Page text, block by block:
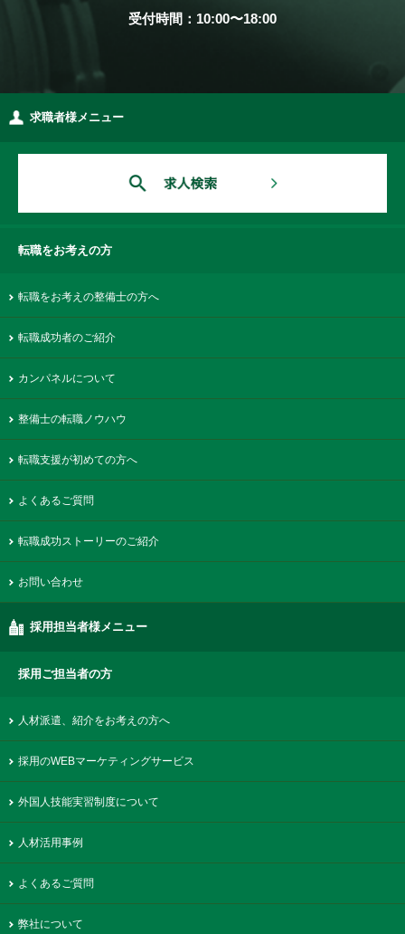
受付時間：10:00〜18:00
求職者様メニュー
転職をお考えの方
転職をお考えの整備士の方へ
転職成功者のご紹介
カンパネルについて
整備士の転職ノウハウ
転職支援が初めての方へ
よくあるご質問
転職成功ストーリーのご紹介
お問い合わせ
採用担当者様メニュー
採用ご担当者の方
人材派遣、紹介をお考えの方へ
採用のWEBマーケティングサービス
外国人技能実習制度について
人材活用事例
よくあるご質問
弊社について